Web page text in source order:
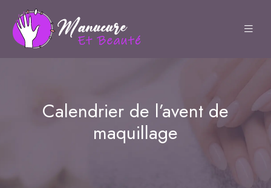
Calendrier de l’avent de
maquillage